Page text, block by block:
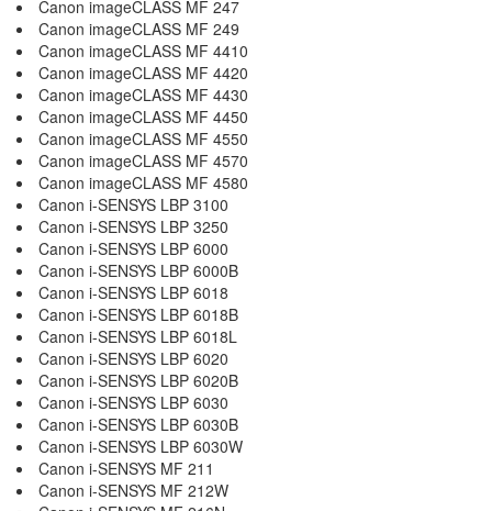
Canon imageCLASS MF 247
Canon imageCLASS MF 249
Canon imageCLASS MF 4410
Canon imageCLASS MF 4420
Canon imageCLASS MF 4430
Canon imageCLASS MF 4450
Canon imageCLASS MF 4550
Canon imageCLASS MF 4570
Canon imageCLASS MF 4580
Canon i-SENSYS LBP 3100
Canon i-SENSYS LBP 3250
Canon i-SENSYS LBP 6000
Canon i-SENSYS LBP 6000B
Canon i-SENSYS LBP 6018
Canon i-SENSYS LBP 6018B
Canon i-SENSYS LBP 6018L
Canon i-SENSYS LBP 6020
Canon i-SENSYS LBP 6020B
Canon i-SENSYS LBP 6030
Canon i-SENSYS LBP 6030B
Canon i-SENSYS LBP 6030W
Canon i-SENSYS MF 211
Canon i-SENSYS MF 212W